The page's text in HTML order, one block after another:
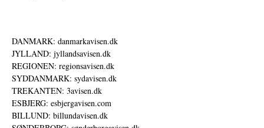
DANMARK: danmarkavisen.dk
JYLLAND: jyllandsavisen.dk
REGIONEN: regionsavisen.dk
SYDDANMARK: sydavisen.dk
TREKANTEN: 3avisen.dk
ESBJERG: esbjergavisen.com
BILLUND: billundavisen.dk